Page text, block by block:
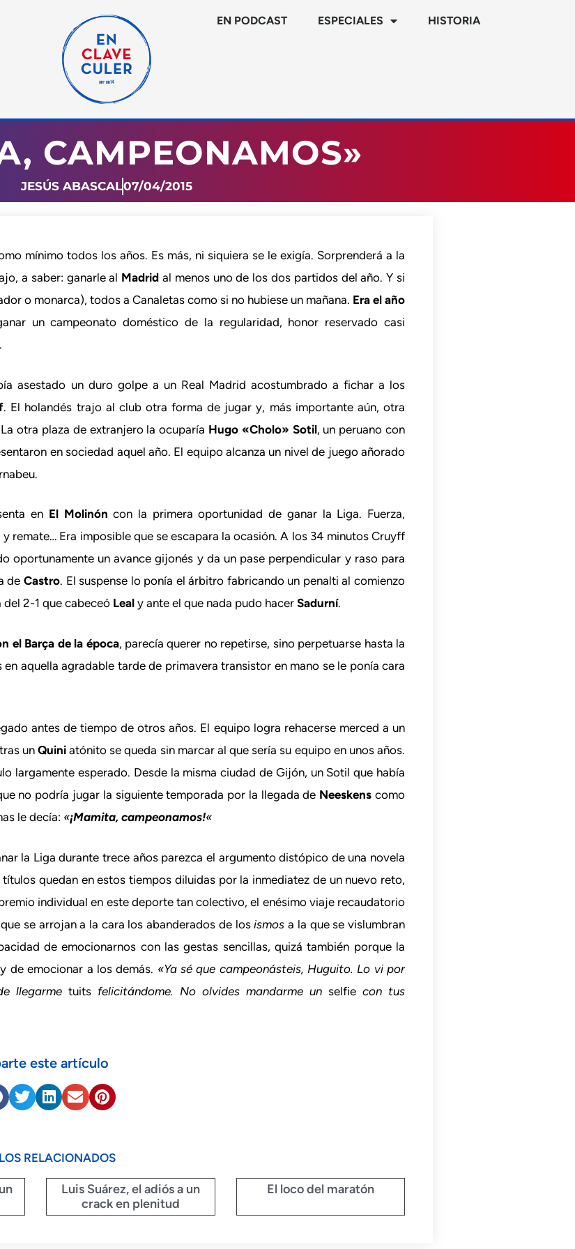
EN PODCAST ESPECIALES HISTORIA
CAMPEONAMOS»
JESÚS ABASCAL07/04/2015
mínimo todos los años. Es más, ni siquiera se le exigía. Sorprenderá a la
a saber: ganarle al Madrid al menos uno de los dos partidos del año. Y si
o monarca), todos a Canaletas como si no hubiese un mañana. Era el año
un campeonato doméstico de la regularidad, honor reservado casi
asestado un duro golpe a un Real Madrid acostumbrado a fichar a los
. El holandés trajo al club otra forma de jugar y, más importante aún, otra
otra plaza de extranjero la ocuparía Hugo «Cholo» Sotil, un peruano con
en sociedad aquel año. El equipo alcanza un nivel de juego añorado
en El Molinón con la primera oportunidad de ganar la Liga. Fuerza,
remate… Era imposible que se escapara la ocasión. A los 34 minutos Cruyff
oportunamente un avance gijonés y da un pase perpendicular y raso para
de Castro. El suspense lo ponía el árbitro fabricando un penalti al comienzo
2-1 que cabeceó Leal y ante el que nada pudo hacer Sadurní.
el Barça de la época, parecía querer no repetirse, sino perpetuarse hasta la
aquella agradable tarde de primavera transistor en mano se le ponía cara
antes de tiempo de otros años. El equipo logra rehacerse merced a un
un Quiniatónito se queda sin marcar al que sería su equipo en unos años.
largamente esperado. Desde la misma ciudad de Gijón, un Sotil que había
no podría jugar la siguiente temporada por la llegada de Neeskens como
le decía: «¡Mamita, campeonamos!«
la Liga durante trece años parezca el argumento distópico de una novela
quedan en estos tiempos diluidas por la inmediatez de un nuevo reto,
individual en este deporte tan colectivo, el enésimo viaje recaudatorio
se arrojan a la cara los abanderados de losismos a la que se vislumbran
de emocionarnos con las gestas sencillas, quizá también porque la
de emocionar a los demás. «Ya sé que campeonásteis, Huguito. Lo vi por
llegarme tuits felicitándome. No olvides mandarme un selfie con tus
este artículo
RELACIONADOS
Luis Suárez, el adiós a un
crack en plenitud
El loco del maratón